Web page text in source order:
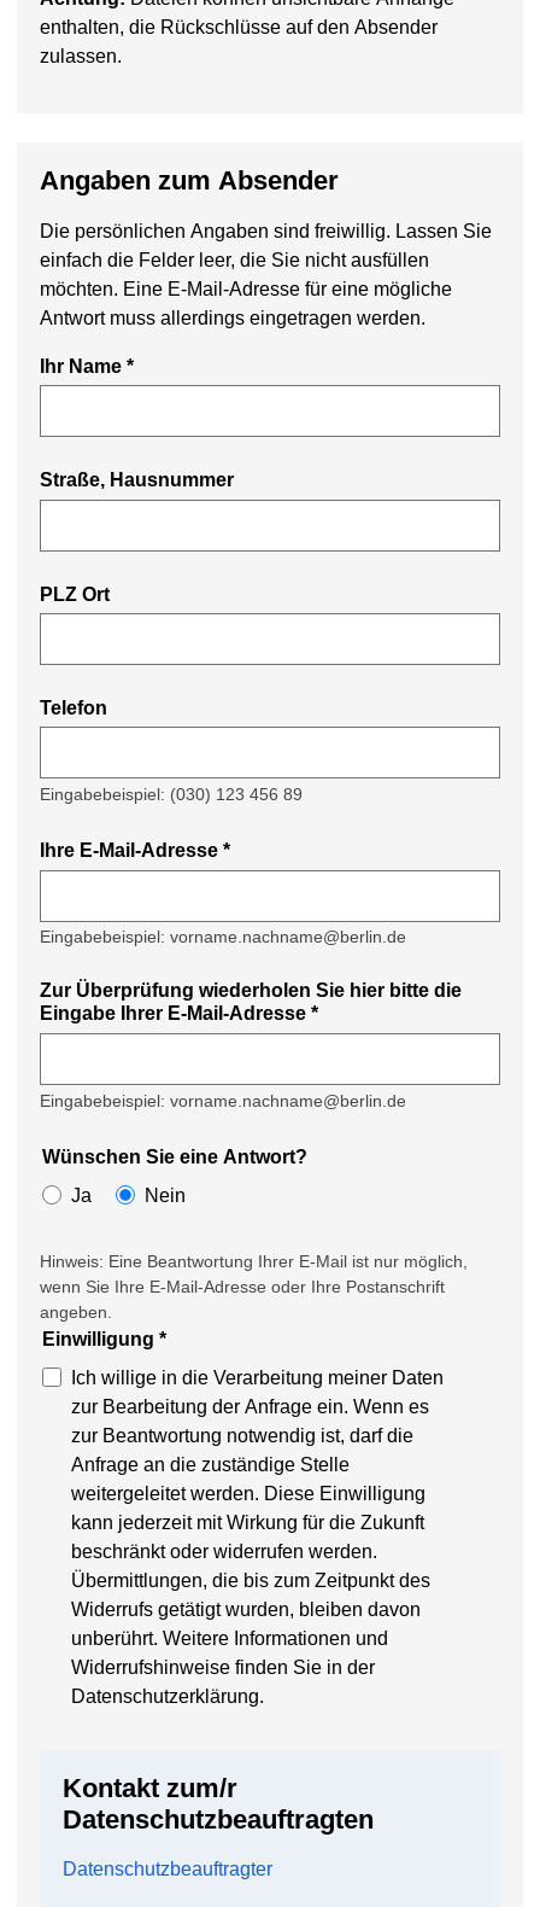
enthalten, die Rückschlüsse auf den Absender
zulassen.
Angaben zum Absender
Die persönlichen Angaben sind freiwillig. Lassen Sie
einfach die Felder leer, die Sie nicht ausfüllen
möchten. Eine E-Mail-Adresse für eine mögliche
Antwort muss allerdings eingetragen werden.
Ihr Name *
Straße, Hausnummer
PLZ Ort
Telefon
Eingabebeispiel: (030) 123 456 89
Ihre E-Mail-Adresse *
Eingabebeispiel: vorname.nachname@berlin.de
Zur Überprüfung wiederholen Sie hier bitte die
Eingabe Ihrer E-Mail-Adresse *
Eingabebeispiel: vorname.nachname@berlin.de
Wünschen Sie eine Antwort?
Ja
Nein
Hinweis: Eine Beantwortung Ihrer E-Mail ist nur möglich,
wenn Sie Ihre E-Mail-Adresse oder Ihre Postanschrift
angeben.
Einwilligung *
Ich willige in die Verarbeitung meiner Daten
zur Bearbeitung der Anfrage ein. Wenn es
zur Beantwortung notwendig ist, darf die
Anfrage an die zuständige Stelle
weitergeleitet werden. Diese Einwilligung
kann jederzeit mit Wirkung für die Zukunft
beschränkt oder widerrufen werden.
Übermittlungen, die bis zum Zeitpunkt des
Widerrufs getätigt wurden, bleiben davon
unberührt. Weitere Informationen und
Widerrufshinweise finden Sie in der
Datenschutzerklärung.
Kontakt zum/r
Datenschutzbeauftragten
Datenschutzbeauftragter